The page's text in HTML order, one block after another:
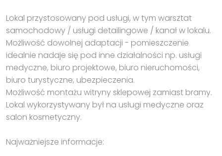
Lokal przystosowany pod usługi, w tym warsztat
samochodowy / usługi detailingowe / kanał w lokalu.
Możliwość dowolnej adaptacji - pomieszczenie
idealnie nadaje się pod inne działalności np. usługi
medyczne, biuro projektowe, biuro nieruchomości,
biuro turystyczne, ubezpieczenia.
Możliwość montażu witryny sklepowej zamiast bramy.
Lokal wykorzystywany był na usługi medyczne oraz
salon kosmetyczny.
Najważniejsze informacje: